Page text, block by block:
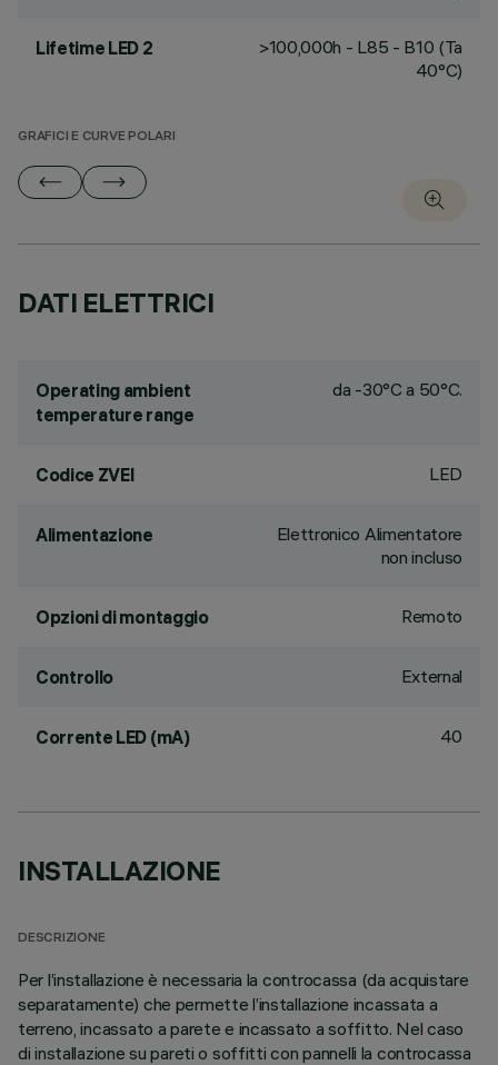
Lifetime LED 2
>100,000h - L85 - B10 (Ta
40°C)
GRAFICI E CURVE POLARI
DATI ELETTRICI
Operating ambient
temperature range
da -30°C a 50°C.
Codice ZVEI LED
Alimentazione
Elettronico Alimentatore
non incluso
Opzioni di montaggio Remoto
Controllo External
Corrente LED (mA) 40
INSTALLAZIONE
DESCRIZIONE
Per l’installazione è necessaria la controcassa (da acquistare
separatamente) che permette l’installazione incassata a
terreno, incassato a parete e incassato a soffitto. Nel caso
di installazione su pareti o soffitti con pannelli la controcassa